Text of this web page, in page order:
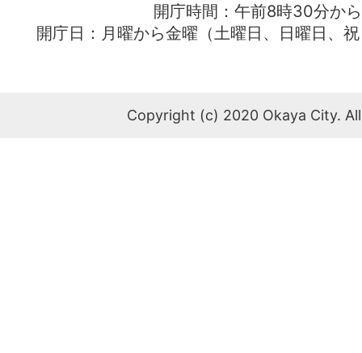
開庁時間：午前8時30分か
開庁日：月曜から金曜（土曜日、日曜日、
Copyright (c) 2020 Okaya City.